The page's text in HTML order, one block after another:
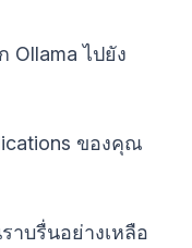
Ollama ไปยัง
ของคุณ
าบรื่นอย่างเหลือ